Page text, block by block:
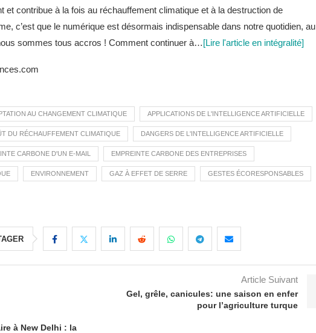
et contribue à la fois au réchauffement climatique et à la destruction de
c’est que le numérique est désormais indispensable dans notre quotidien, au
sommes tous accros ! Comment continuer à…[Lire l'article en intégralité]
AU CHANGEMENT CLIMATIQUE APPLICATIONS DE L'INTELLIGENCE ARTIFICIELLE
DU RÉCHAUFFEMENT CLIMATIQUE DANGERS DE L'INTELLIGENCE ARTIFICIELLE
CARBONE D'UN E-MAIL EMPREINTE CARBONE DES ENTREPRISES
ENVIRONNEMENT GAZ À EFFET DE SERRE GESTES ÉCORESPONSABLES
à New Delhi : la
Article Suivant
Gel, grêle, canicules: une saison en enfer
pour l’agriculture turque